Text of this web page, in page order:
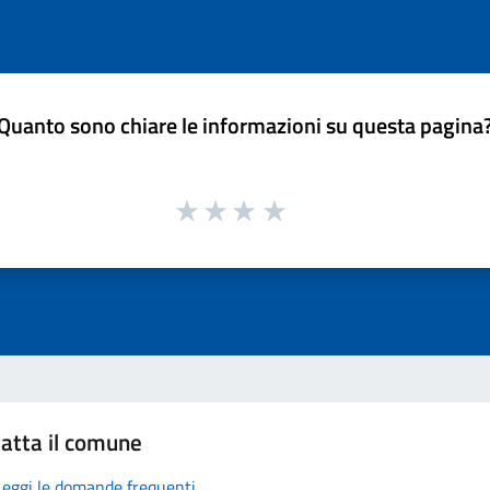
sono chiare le informazioni su questa
il comune